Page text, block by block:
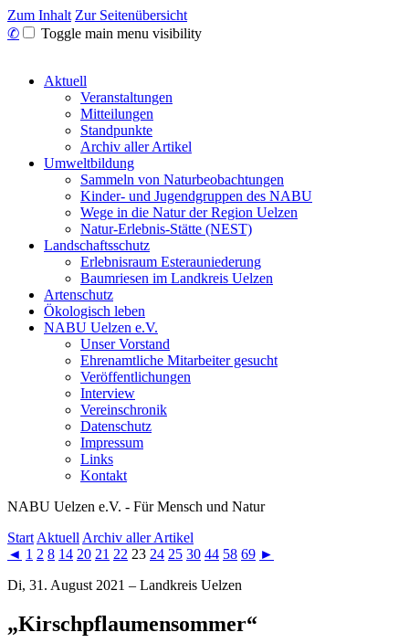
Zum Inhalt Zur Seitenübersicht
✆
Toggle main menu visibility
Aktuell
Veranstaltungen
Mitteilungen
Standpunkte
Archiv aller Artikel
Umweltbildung
Sammeln von Naturbeobachtungen
Kinder- und Jugendgruppen des NABU
Wege in die Natur der Region Uelzen
Natur-Erlebnis-Stätte (NEST)
Landschaftsschutz
Erlebnisraum Esterauniederung
Baumriesen im Landkreis Uelzen
Artenschutz
Ökologisch leben
NABU Uelzen e.V.
Unser Vorstand
Ehrenamtliche Mitarbeiter gesucht
Veröffentlichungen
Interview
Vereinschronik
Datenschutz
Impressum
Links
Kontakt
NABU Uelzen e.V. - Für Mensch und Natur
Start Aktuell Archiv aller Artikel
◄ 1 2 8 14 20 21 22 23 24 25 30 44 58 69 ►
Di, 31. August 2021 – Landkreis Uelzen
„Kirschpflaumensommer“